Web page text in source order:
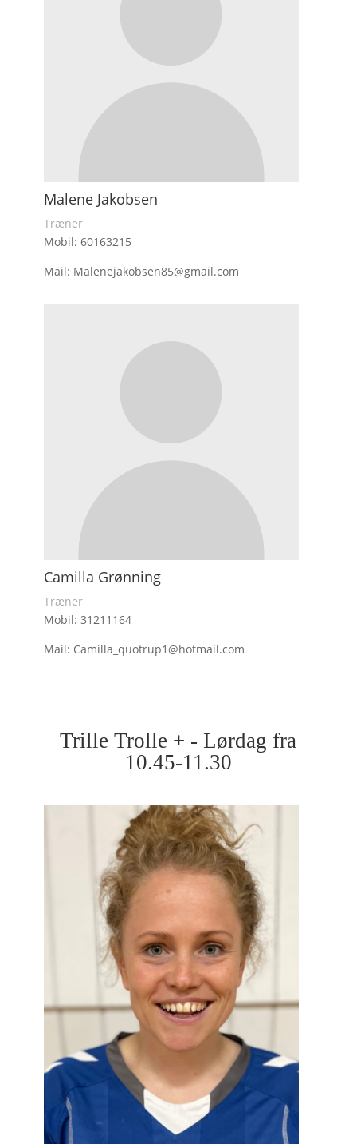
Malene Jakobsen
Træner
Mobil: 60163215
Mail: Malenejakobsen85@gmail.com
Camilla Grønning
Træner
Mobil: 31211164
Mail: Camilla_quotrup1@hotmail.com
Trille Trolle + - Lørdag fra
10.45-11.30